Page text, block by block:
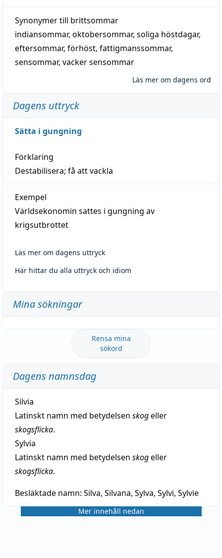
Synonymer till brittsommar
indiansommar, oktobersommar, soliga höstdagar,
eftersommar, förhöst, fattigmanssommar,
sensommar, vacker sensommar
Läs mer om dagens ord
Dagens uttryck
Sätta i gungning
Förklaring
Destabilisera; få att vackla
Exempel
Världsekonomin sattes i gungning av
krigsutbrottet
Läs mer om dagens uttryck
Här hittar du alla uttryck och idiom
Mina sökningar
Rensa mina
sökord
Dagens namnsdag
Silvia
Latinskt namn med betydelsen skogeller
skogsflicka.
Sylvia
Latinskt namn med betydelsen skogeller
skogsflicka.
Besläktade namn: Silva, Silvana, Sylva, Sylvi, Sylvie
Mer innehåll nedan